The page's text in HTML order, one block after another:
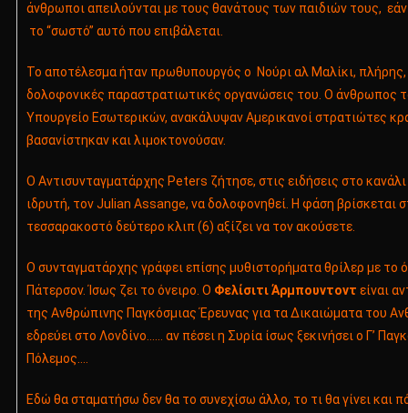
άνθρωποι απειλούνται με τους θανάτους των παιδιών τους,
το “σωστό” αυτό που επιβάλεται.
Το αποτέλεσμα ήταν πρωθυπουργός ο Νούρι αλ Μαλίκι, πλήρης,
δολοφονικές παραστρατιωτικές οργανώσεις του. Ο άνθρωπος
Υπουργείο Εσωτερικών, ανακάλυψαν Αμερικανοί στρατιώτες
βασανίστηκαν και λιμοκτονούσαν.
Ο Αντισυνταγματάρχης Peters ζήτησε, στις ειδήσεις στο
ιδρυτή, τον Julian Assange, να δολοφονηθεί. Η φάση βρίσκεται
τεσσαρακοστό δεύτερο κλιπ (6) αξίζει να τον ακούσετε.
Ο συνταγματάρχης γράφει επίσης μυθιστορήματα θρίλερ με το
Πάτερσον. Ίσως ζει το όνειρο. Ο ΦελίσιτιΆρμπουντοντ είναι
της Ανθρώπινης Παγκόσμιας Έρευνας για τα Δικαιώματα του
εδρεύει στο Λονδίνο…… αν πέσει η Συρία ίσως ξεκινήσει ο Γ’
Πόλεμος….
Εδώ θα σταματήσω δεν θα το συνεχίσω άλλο, το τι θα γίνει και